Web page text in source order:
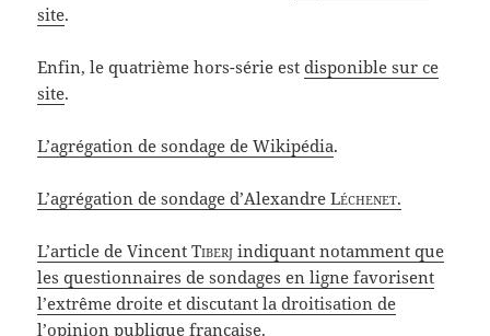
site.
Enfin, le quatrième hors-série estdisponible sur ce
site.
L’agrégation de sondage de Wikipédia.
L’agrégation de sondage d’AlexandreLéchenet.
L’article de VincentTiberj indiquant notamment que
les questionnaires de sondages en ligne favorisent
l’extrême droite et discutant la droitisation de
l’opinion publique française.